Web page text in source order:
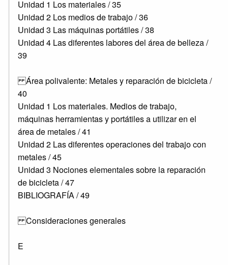
Unidad 1 Los materiales / 35
Unidad 2 Los medios de trabajo / 36
Unidad 3 Las máquinas portátiles / 38
Unidad 4 Las diferentes labores del área de belleza /
39
Área polivalente: Metales y reparación de bicicleta /
40
Unidad 1 Los materiales. Medios de trabajo,
máquinas herramientas y portátiles a utilizar en el
área de metales / 41
Unidad 2 Las diferentes operaciones del trabajo con
metales / 45
Unidad 3 Nociones elementales sobre la reparación
de bicicleta / 47
BIBLIOGRAFÍA / 49
Consideraciones generales
E